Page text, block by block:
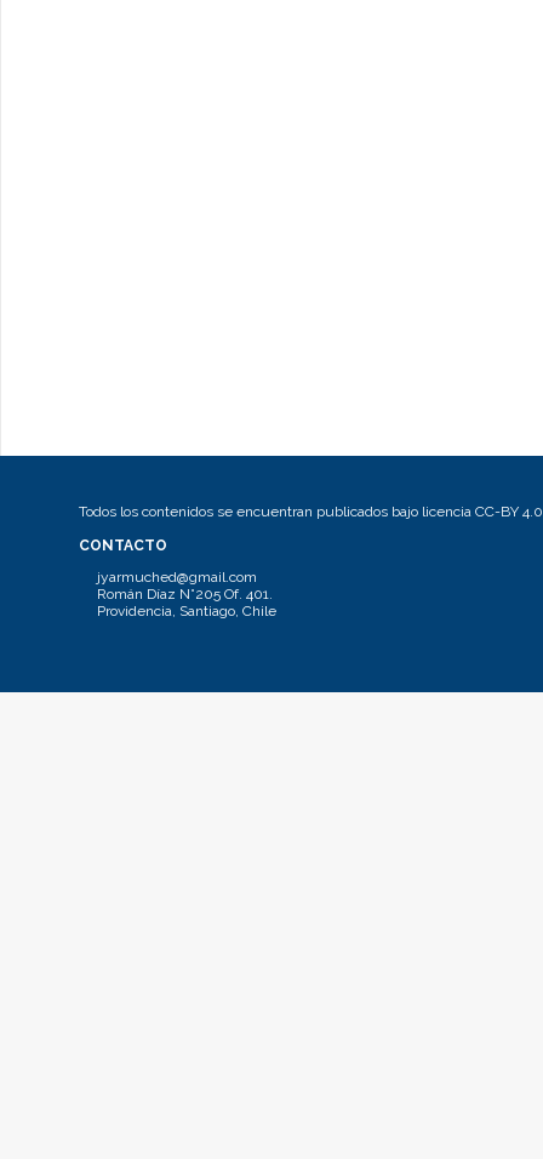
Todos los contenidos se encuentran publicados bajo licencia CC-BY 4.0
CONTACTO
jyarmuched@gmail.com
Román Díaz N°205 Of. 401.
Providencia, Santiago, Chile